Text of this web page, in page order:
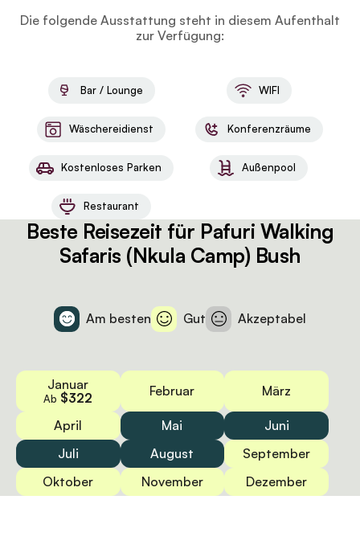
Die folgende Ausstattung steht in diesem Aufenthalt
zur Verfügung:
Bar / Lounge WIFI
Wäschereidienst Konferenzräume
Kostenloses Parken Außenpool
Restaurant
Beste Reisezeit für Pafuri Walking
Safaris (Nkula Camp) Bush
Am besten Gut Akzeptabel
Januar
Ab $322 Februar März
April Mai
Juni
Juli
August
September
Oktober
November Dezember